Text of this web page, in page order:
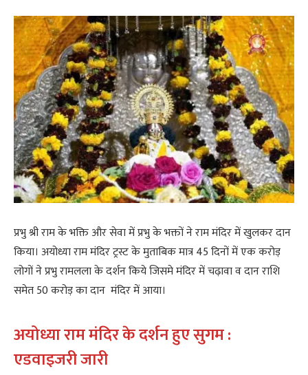
प्रभु श्री राम के भक्ति और सेवा में प्रभु के भक्तों ने राम मंदिर में खुलकर दान
किया। अयोध्या राम मंदिर ट्रस्ट के मुताबिक मात्र 45 दिनों में एक करोड़
लोगों ने प्रभु रामलला के दर्शन किये जिसमे मंदिर में चढ़ावा व दान राशि
समेत 50 करोड़ का दान मंदिर में आया।
अयोध्या राम मंदिर के दर्शन हुए सुगम :
एडवाइजरी जारी